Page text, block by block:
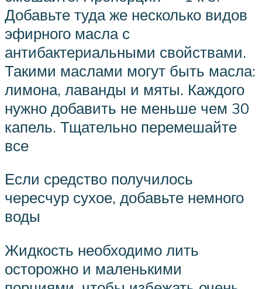
Добавьте туда же несколько видов
эфирного масла с
антибактериальными свойствами.
Такими маслами могут быть масла:
лимона, лаванды и мяты. Каждого
нужно добавить не меньше чем 30
капель. Тщательно перемешайте
все
Если средство получилось
чересчур сухое, добавьте немного
воды
Жидкость необходимо лить
осторожно и маленькими